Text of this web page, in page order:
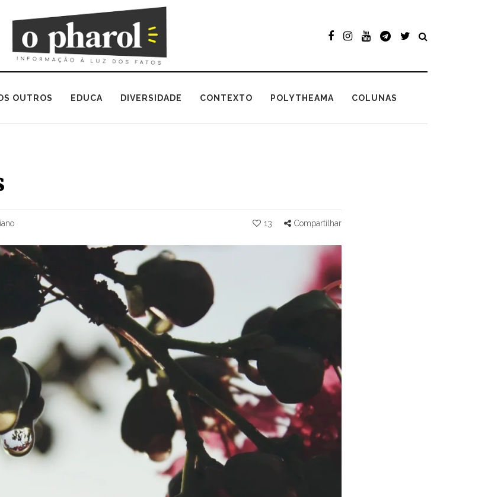
OUTROS EDUCA DIVERSIDADE CONTEXTO POLYTHEAMA COLUNAS
13 Compartilhar